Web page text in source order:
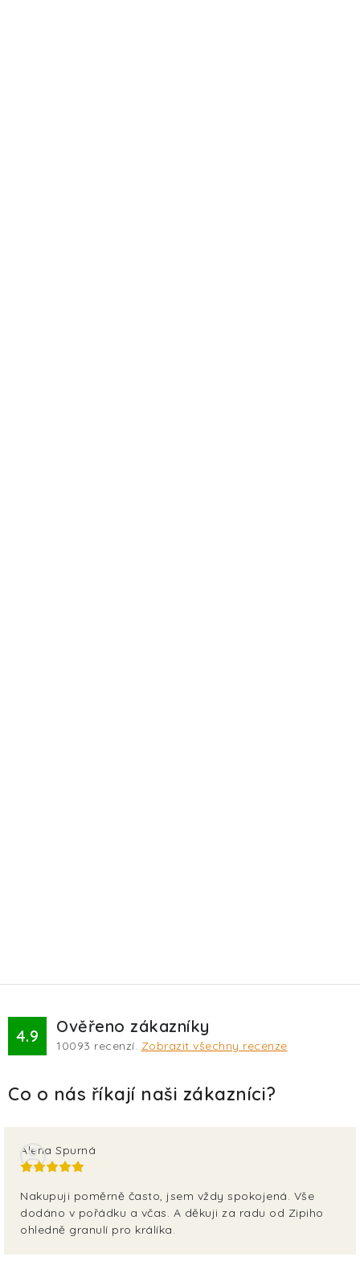
4.9 Ověřeno zákazníky
10093 recenzí. Zobrazit všechny recenze
Alena Spurná
Nakupuji poměrně často, jsem vždy spokojená. Vše
dodáno v pořádku a včas. A děkuji za radu od Zipiho
ohledně granulí pro králíka.